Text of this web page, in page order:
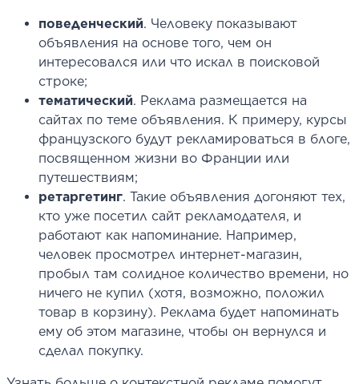
поведенческий. Человеку показывают
объявления на основе того, чем он
интересовался или что искал в поисковой
строке;
тематический. Реклама размещается на
сайтах по теме объявления. К примеру, курсы
французского будут рекламироваться в блоге,
посвященном жизни во Франции или
путешествиям;
ретаргетинг. Такие объявления догоняют тех,
кто уже посетил сайт рекламодателя, и
работают как напоминание. Например,
человек просмотрел интернет-магазин,
пробыл там солидное количество времени, но
ничего не купил (хотя, возможно, положил
товар в корзину). Реклама будет напоминать
ему об этом магазине, чтобы он вернулся и
сделал покупку.